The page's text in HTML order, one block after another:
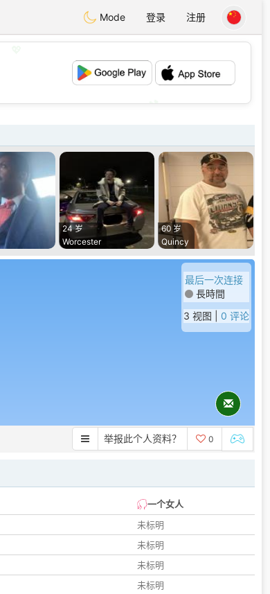
Mode 登录 注册
24 岁
Worcester
60 岁
Quincy
最后一次连接
長時間
3 视图 | 0 评论
举报此个人资料？ 0
一个女人
未标明
未标明
未标明
未标明